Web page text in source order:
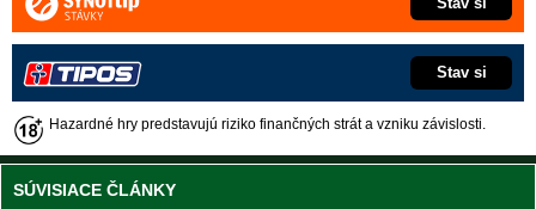
Stav si
Hazardné hry predstavujú riziko finančných strát a vzniku závislosti.
SÚVISIACE ČLÁNKY